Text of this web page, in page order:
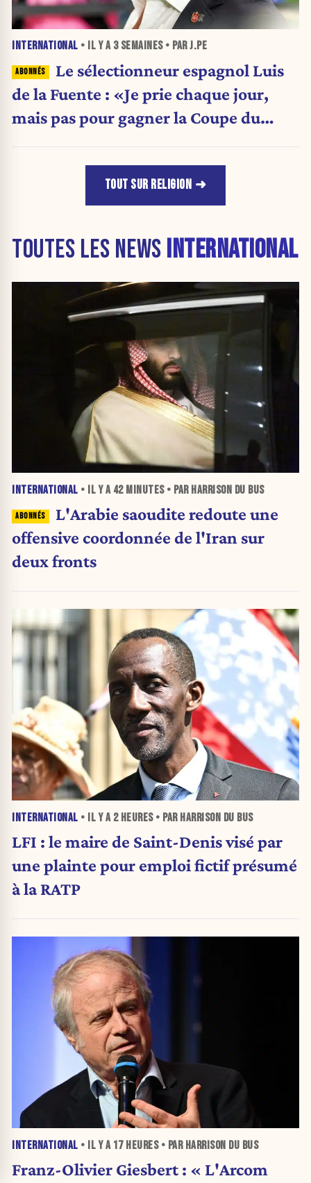
INTERNATIONAL • IL Y A 3 SEMAINES• PAR J.PE
Le sélectionneur espagnol Luis
de la Fuente : «Je prie chaque jour,
mais pas pour gagner la Coupe du
TOUT SUR RELIGION
TOUTES LES NEWS INTERNATIONAL
INTERNATIONAL • IL Y A 42 MINUTES• PAR HARRISON DU BUS
L'Arabie saoudite redoute une
offensive coordonnée de l'Iran sur
deux fronts
INTERNATIONAL • IL Y A 2 HEURES• PAR HARRISON DU BUS
LFI : le maire de Saint-Denis visé par
une plainte pour emploi fictif présumé
à la RATP
INTERNATIONAL • IL Y A 17 HEURES• PAR HARRISON DU BUS
Franz-Olivier Giesbert : « L'Arcom